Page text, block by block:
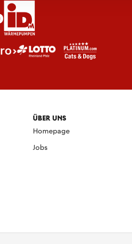
ÜBER UNS
Homepage
Jobs